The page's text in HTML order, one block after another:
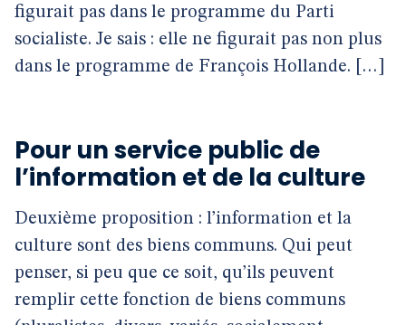
figurait pas dans le programme du Parti
socialiste. Je sais : elle ne figurait pas non plus
dans le programme de François Hollande. […]
Pour un service public de
l’information et de la culture
Deuxième proposition : l’information et la
culture sont des biens communs. Qui peut
penser, si peu que ce soit, qu’ils peuvent
remplir cette fonction de biens communs